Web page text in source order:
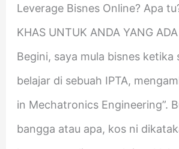
Leverage Bisnes Online? Apa
KHAS UNTUK ANDA YANG
Begini, saya mula bisnes ketika
belajar di sebuah IPTA,
in Mechatronics Engineering”.
bangga atau apa, kos ni
Automatik